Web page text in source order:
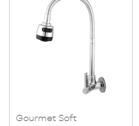
Gourmet Soft